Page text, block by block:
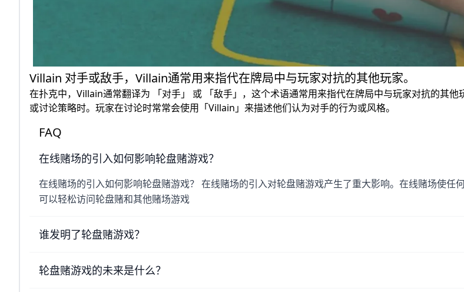
Villain 对手或敌手，Villain通常用来指代在牌局中与玩家对抗的其他玩家。
在扑克中，Villain通常翻译为 「对手」 或 「敌手」，这个术语通常用来指代在牌局中与玩家对抗的其他
或讨论策略时。玩家在讨论时常常会使用「Villain」来描述他们认为对手的行为或风格。
FAQ
在线赌场的引入如何影响轮盘赌游戏？
在线赌场的引入如何影响轮盘赌游戏？ 在线赌场的引入对轮盘赌游戏产生了重大影响。在线赌场使任
可以轻松访问轮盘赌和其他赌场游戏
谁发明了轮盘赌游戏？
轮盘赌游戏的未来是什么？